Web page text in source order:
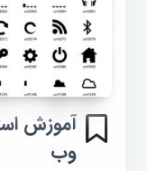
آموزش
وب